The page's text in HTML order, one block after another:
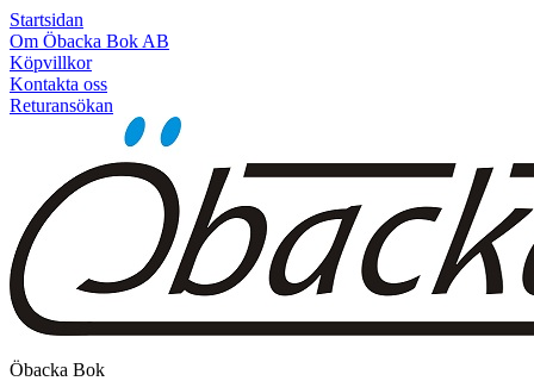
Startsidan
Om Öbacka Bok AB
Köpvillkor
Kontakta oss
Returansökan
Öbacka Bok